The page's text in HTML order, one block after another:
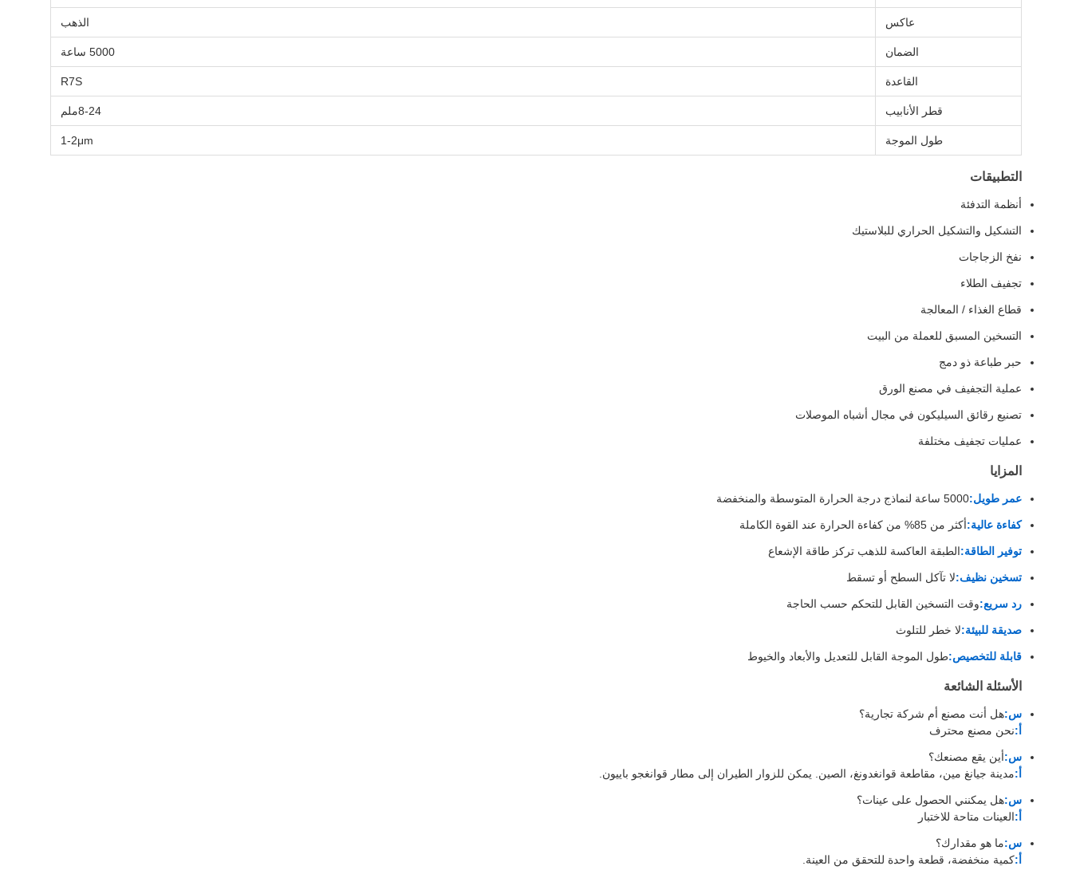
عاكس الذهب
الضمان 5000 ساعة
القاعدة R7S
قطر الأنابيب 8-24ملم
طول الموجة 1-2μm
التطبيقات
أنظمة التدفئة
التشكيل والتشكيل الحراري للبلاستيك
نفخ الزجاجات
تجفيف الطلاء
قطاع الغذاء / المعالجة
التسخين المسبق للعملة من البيت
حبر طباعة ذو دمج
عملية التجفيف في مصنع الورق
تصنيع رقائق السيليكون في مجال أشباه الموصلات
عمليات تجفيف مختلفة
المزايا
عمر طويل:5000 ساعة لنماذج درجة الحرارة المتوسطة والمنخفضة
كفاءة عالية:أكثر من 85% من كفاءة الحرارة عند القوة الكاملة
توفير الطاقة:الطبقة العاكسة للذهب تركز طاقة الإشعاع
تسخين نظيف:لا تآكل السطح أو تسقط
رد سريع:وقت التسخين القابل للتحكم حسب الحاجة
صديقة للبيئة:لا خطر للتلوث
قابلة للتخصيص:طول الموجة القابل للتعديل والأبعاد والخيوط
الأسئلة الشائعة
س:هل أنت مصنع أم شركة تجارية؟
أ:نحن مصنع محترف
س:أين يقع مصنعك؟
أ:مدينة جيانغ مين، مقاطعة قوانغدونغ، الصين. يمكن للزوار الطيران إلى مطار قوانغجو باييون.
س:هل يمكنني الحصول على عينات؟
أ:العينات متاحة للاختبار
س:ما هو مقدارك؟
أ:كمية منخفضة، قطعة واحدة للتحقق من العينة.